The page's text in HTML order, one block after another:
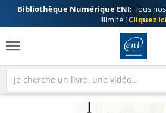
Bibliothèque Numérique ENI: Tous
illimité !Cliquez ici